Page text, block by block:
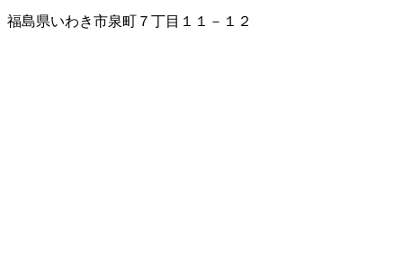
福島県いわき市泉町７丁目１１－１２